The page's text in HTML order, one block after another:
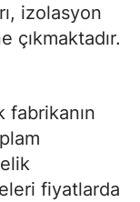
izolasyon
çıkmaktadır.
fiyatlarda